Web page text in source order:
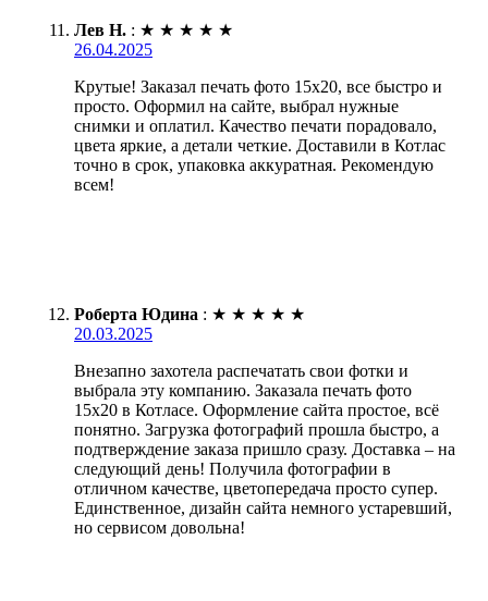
Лев Н. : ★ ★ ★ ★ ★
26.04.2025
Крутые! Заказал печать фото 15х20, все быстро и
просто. Оформил на сайте, выбрал нужные
снимки и оплатил. Качество печати порадовало,
цвета яркие, а детали четкие. Доставили в Котлас
точно в срок, упаковка аккуратная. Рекомендую
всем!
Роберта Юдина : ★ ★ ★ ★ ★
20.03.2025
Внезапно захотела распечатать свои фотки и
выбрала эту компанию. Заказала печать фото
15х20 в Котласе. Оформление сайта простое, всё
понятно. Загрузка фотографий прошла быстро, а
подтверждение заказа пришло сразу. Доставка – на
следующий день! Получила фотографии в
отличном качестве, цветопередача просто супер.
Единственное, дизайн сайта немного устаревший,
но сервисом довольна!